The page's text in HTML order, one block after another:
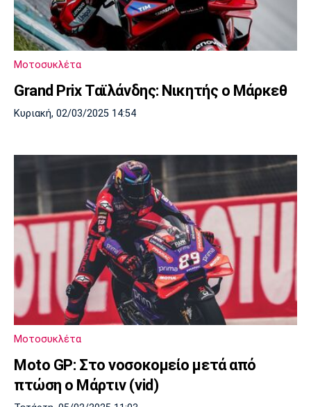
Μοτοσυκλέτα
Grand Prix Ταϊλάνδης: Νικητής ο Μάρκεθ
Κυριακή, 02/03/2025 14:54
Μοτοσυκλέτα
Moto GP: Στο νοσοκομείο μετά από
πτώση ο Μάρτιν (vid)